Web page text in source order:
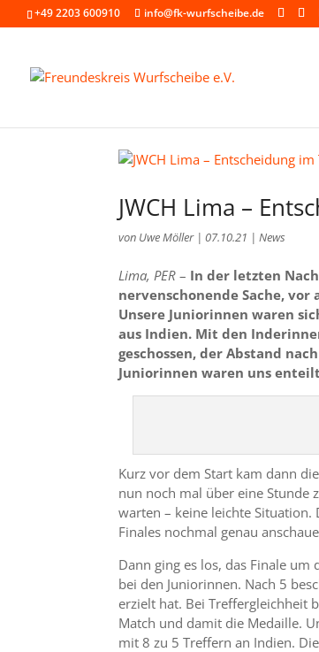
+49 2203 600910 info@fk-wurfscheibe.de
JWCH Lima –
von Uwe Möller|07.10.21 |News
Lima, PER – In der letzten
nervenschonende Sache,
Unsere Juniorinnen waren
aus Indien. Mit den
geschossen, der Abstand
Juniorinnen waren uns
Kurz vor dem Start kam dann
nun noch mal über eine Stunde
warten – keine leichte Situation.
Finales nochmal genau
Dann ging es los, das Finale
bei den Juniorinnen. Nach 5
erzielt hat. Bei Treffergleichheit
Match und damit die Medaille.
mit 8 zu 5 Treffern an Indien.